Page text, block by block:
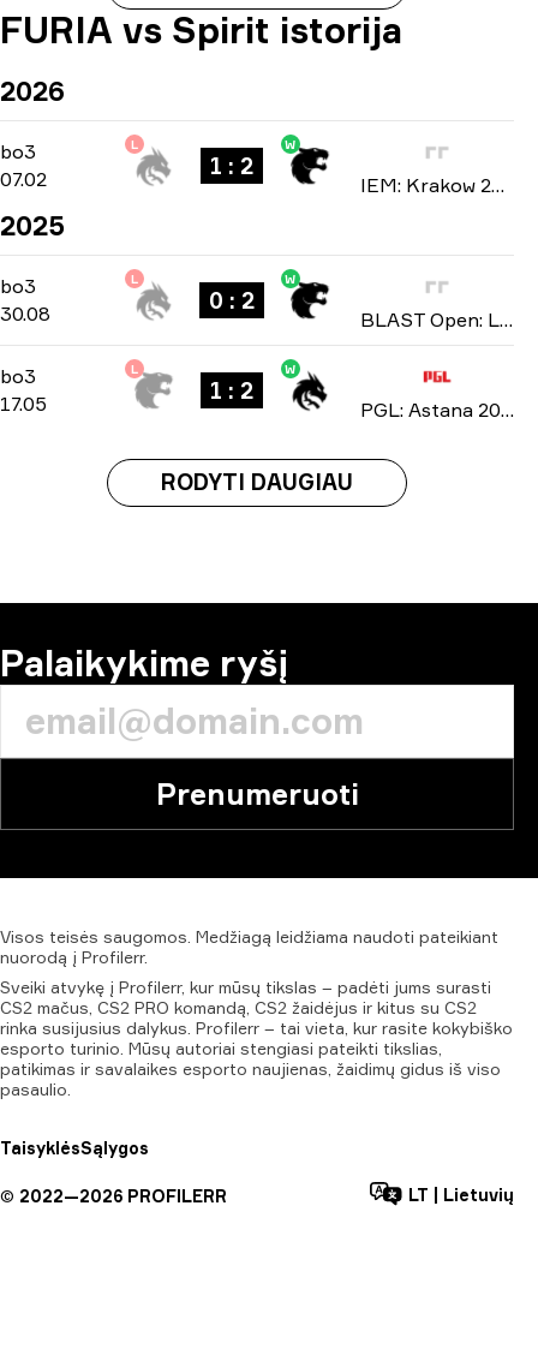
FURIA vs Spirit istorija
2026
bo3 -bo3
07.02
L
1 : 2
W
IEM: Krakow 2026
2025
bo3 -bo3
30.08
L
0 : 2
W
BLAST Open: London Fall 2025
bo3 -bo3
17.05
L
1 : 2
W
PGL: Astana 2025
RODYTI DAUGIAU
Palaikykime ryšį
Prenumeruoti
Visos teisės saugomos. Medžiagą leidžiama naudoti pateikiant
nuorodą į Profilerr.
Sveiki atvykę į Profilerr, kur mūsų tikslas – padėti jums surasti
CS2 mačus, CS2 PRO komandą, CS2 žaidėjus ir kitus su CS2
rinka susijusius dalykus. Profilerr – tai vieta, kur rasite kokybiško
esporto turinio. Mūsų autoriai stengiasi pateikti tikslias,
patikimas ir savalaikes esporto naujienas, žaidimų gidus iš viso
pasaulio.
TaisyklėsSąlygos
© 2022—2026 PROFILERR LT Lietuvių